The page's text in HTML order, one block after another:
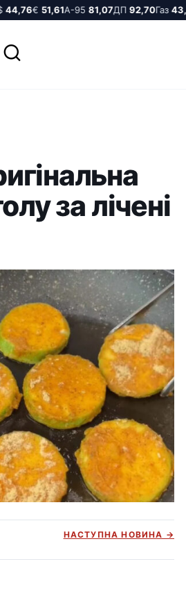
€51,61А-9581,07ДП92,70Газ43,63
за лічені
НАСТУПНА НОВИНА →